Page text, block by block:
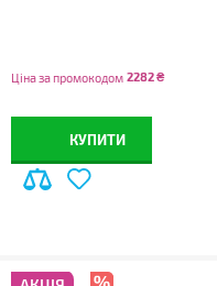
Ціна за промокодом 2282₴
КУПИТИ